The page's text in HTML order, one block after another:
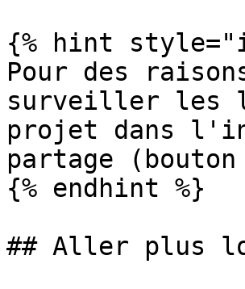
{% hint
Pour des
surveiller les
projet dans
partage
{% endhint %}
## Aller plus